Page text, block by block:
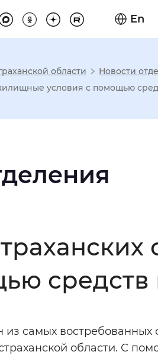
En
С засечками
Инверсивный
Выключены
области
Новости
условия с помощью
средств
самых востребованных
области. С